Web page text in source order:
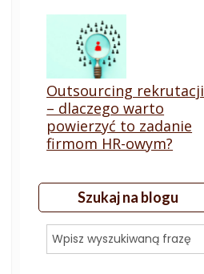
Outsourcing rekrutacji
– dlaczego warto
powierzyć to zadanie
firmom HR-owym?
Szukaj na blogu